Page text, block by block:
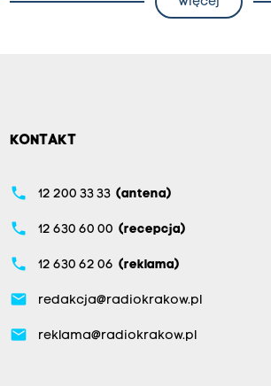
KONTAKT
phone 12 200 33 33 (antena)
phone 12 630 60 00 (recepcja)
phone 12 630 62 06 (reklama)
email redakcja@radiokrakow.pl
email reklama@radiokrakow.pl